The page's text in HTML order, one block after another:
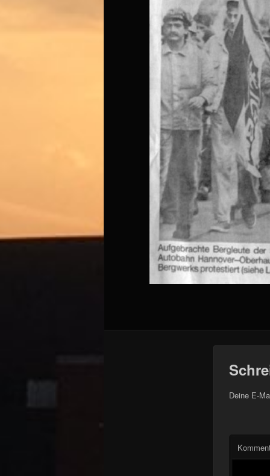
Deine E-